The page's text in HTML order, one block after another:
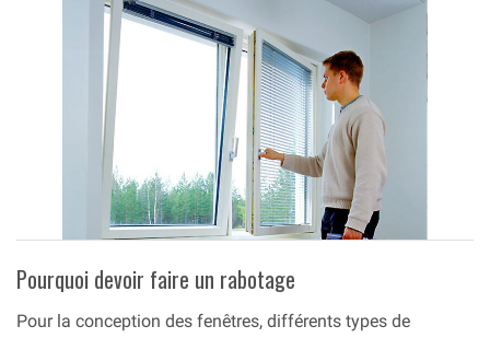
Pourquoi devoir faire un rabotage
Pour la conception des fenêtres, différents types de